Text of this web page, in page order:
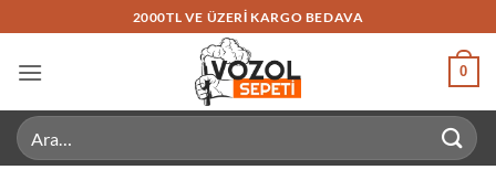
atla
2000TL VE ÜZERI KARGO BEDAVA
0
Ara: